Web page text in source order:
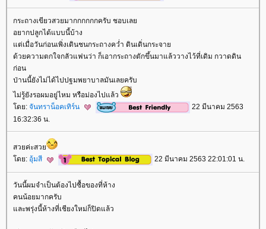
กระถางเขียวสวยมากกกกกกครับ ชอบเล
อยากปลูกได้แบบนี้บ้าง
ต่เมื่อวันก่อนเพิ่งเดินชนกระถางคว่ำ ดินเดิ่นกระจา
ด้วยความตกใจกลัวแฟนว่า ก็เอากระถางตักขึ้นมาแล้ววางไว้ที่เดิม กวาดดิน
ก่อน
ป่านนี้ยังไม่ได้ไปปฐมพยาบาลมันเลยครับ
ไม่รู้ยังรอผมอยู่ไหม หรือม่องไปแล้ว
ดย: จันทราน็อคเทิร์น
22 มีนาคม 2563
16:32:36 น.
สวยค่ะสว
ดย: อุ้มสี 22 มีนาคม 2563 22:01:01 น.
วันนี้ผมจำเป็นต้องไปซื้อของที่ห้าง
คนน้อยมากครับ
ละพรุ่งนี้ห้างที่เชียงใหม่ก็ปิดแล้ว